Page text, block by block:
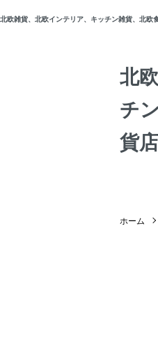
北欧雑貨、北欧インテリア、キッチン雑貨、北
北
チ
貨
ホーム